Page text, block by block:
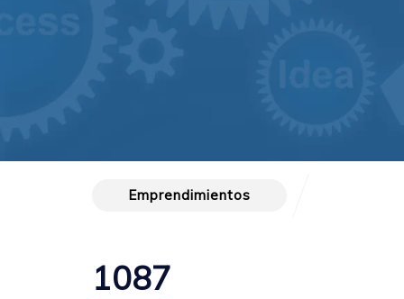
Emprendimientos
1087